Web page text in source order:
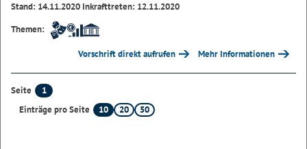
Stand: 14.11.2020 Inkrafttreten: 12.11.2020
Themen:
Vorschrift direkt aufrufen Mehr Informationen
Seite
1
Einträge pro Seite
10 20 50